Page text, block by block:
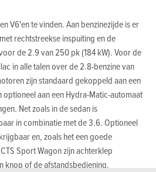
V6'en te vinden. Aan benzinezijde is er
rechtstreekse inspuiting en de
de 2.9 van 250 pk (184 kW). Voor de
in alle talen over de 2.8-benzine van
zijn standaard gekoppeld aan een
optioneel aan een Hydra-Matic-automaat
Net zoals in de sedan is
in combinatie met de 3.6. Optioneel
en, zoals het een goede
Sport Wagon zijn achterklep
knop of de afstandsbediening.